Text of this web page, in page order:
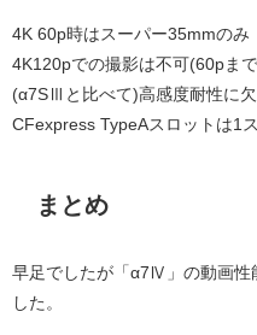
4K 60p時はスーパー35mmのみ
4K120pでの撮影は不可(60pま
(α7SⅢと比べて)高感度耐性に
CFexpress TypeAスロットは1
まとめ
早足でしたが「α7Ⅳ」の動画性
した。